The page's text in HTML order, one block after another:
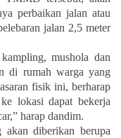
perbaikan jalan atau
jalan 2,5 meter
mushola dan
di rumah warga yang
fisik ini, berharap
lokasi dapat bekerja
harap dandim.
diberikan berupa